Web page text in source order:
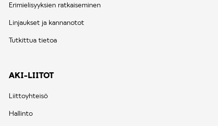
Erimielisyyksien ratkaiseminen
Linjaukset ja kannanotot
Tutkittua tietoa
AKI-LIITOT
Liittoyhteisö
Hallinto